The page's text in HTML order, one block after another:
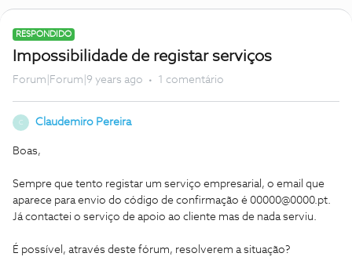
RESPONDIDO
Impossibilidade de registar serviços
Forum|Forum|9 years ago 1 comentário
C Claudemiro Pereira
Boas,
Sempre que tento registar um serviço empresarial, o email que
aparece para envio do código de confirmação é 00000@0000.pt.
Já contactei o serviço de apoio ao cliente mas de nada serviu.
É possível, através deste fórum, resolverem a situação?